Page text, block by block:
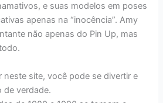
e suas modelos em poses
apenas na “inocência”. Amy
não apenas do Pin Up, mas
neste site, você pode se divertir e
de verdade.